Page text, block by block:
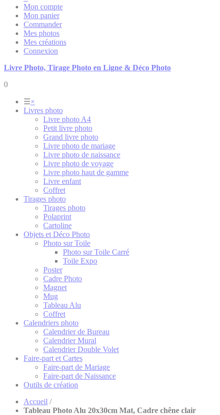
Mon compte
Mon panier
Commander
Mes photos
Mes créations
Connexion
Livre Photo, Tirage Photo en Ligne & Déco Photo
0
☰×
Livres photo
Livre photo A4
Petit livre photo
Grand livre photo
Livre photo de mariage
Livre photo de naissance
Livre photo de voyage
Livre photo haut de gamme
Livre enfant
Coffret
Tirages photo
Tirages photo
Polaprint
Cartoline
Objets et Déco Photo
Photo sur Toile
Photo sur Toile Carré
Toile Expo
Poster
Cadre Photo
Magnet
Mug
Tableau Alu
Coffret
Calendriers photo
Calendrier de Bureau
Calendrier Mural
Calendrier Double Volet
Faire-part et Cartes
Faire-part de Mariage
Faire-part de Naissance
Outils de création
Accueil /
Tableau Photo Alu 20x30cm Mat, Cadre chêne clair